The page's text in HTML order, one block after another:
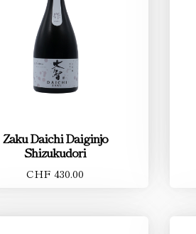
Zaku Daichi Daiginjo
Shizukudori
CHF 430.00